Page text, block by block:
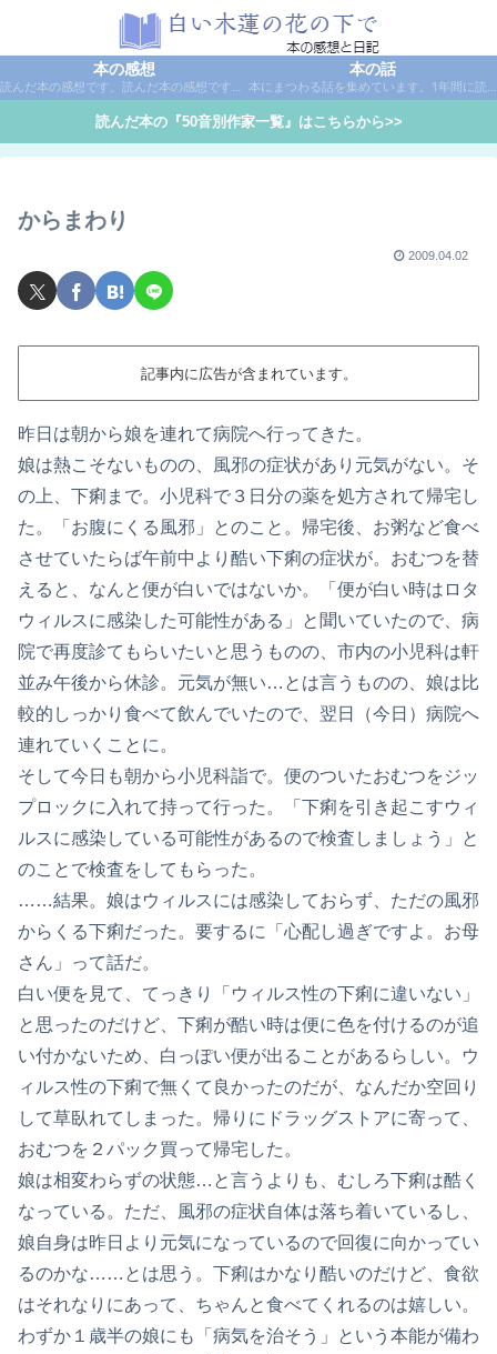
本の感想
読んだ本の感想です。読んだ本の感想です。本は作家名で50音別に分類しています。
本の話
本にまつわる話を集めています。1年間に読んだ本の総括や、本に関する話題など。
読んだ本の『50音別作家一覧』はこちらから>>
からまわり
2009.04.02
記事内に広告が含まれています。
昨日は朝から娘を連れて病院へ行ってきた。
娘は熱こそないものの、風邪の症状があり元気がない。そ
の上、下痢まで。小児科で３日分の薬を処方されて帰宅し
た。「お腹にくる風邪」とのこと。帰宅後、お粥など食べ
させていたらば午前中より酷い下痢の症状が。おむつを替
えると、なんと便が白いではないか。「便が白い時はロタ
ウィルスに感染した可能性がある」と聞いていたので、病
院で再度診てもらいたいと思うものの、市内の小児科は軒
並み午後から休診。元気が無い…とは言うものの、娘は比
較的しっかり食べて飲んでいたので、翌日（今日）病院へ
連れていくことに。
そして今日も朝から小児科詣で。便のついたおむつをジッ
プロックに入れて持って行った。「下痢を引き起こすウィ
ルスに感染している可能性があるので検査しましょう」と
のことで検査をしてもらった。
……結果。娘はウィルスには感染しておらず、ただの風邪
からくる下痢だった。要するに「心配し過ぎですよ。お母
さん」って話だ。
白い便を見て、てっきり「ウィルス性の下痢に違いない」
と思ったのだけど、下痢が酷い時は便に色を付けるのが追
い付かないため、白っぽい便が出ることがあるらしい。ウ
ィルス性の下痢で無くて良かったのだが、なんだか空回り
して草臥れてしまった。帰りにドラッグストアに寄って、
おむつを２パック買って帰宅した。
娘は相変わらずの状態…と言うよりも、むしろ下痢は酷く
なっている。ただ、風邪の症状自体は落ち着いているし、
娘自身は昨日より元気になっているので回復に向かってい
るのかな……とは思う。下痢はかなり酷いのだけど、食欲
はそれなりにあって、ちゃんと食べてくれるのは嬉しい。
わずか１歳半の娘にも「病気を治そう」という本能が備わ